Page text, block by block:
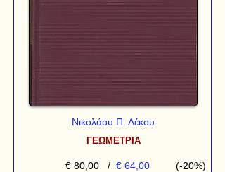
Νικολάου Π. Λέκου
ΓΕΩΜΕΤΡΙΑ
€ 80,00 / € 64,00 (-20%)